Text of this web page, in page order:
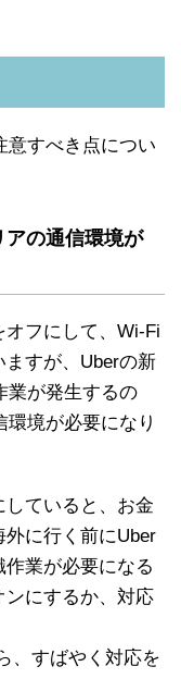
意すべき点につい
の通信環境が
フにして、Wi-Fi
すが、Uberの新
業が発生するの
境が必要になり
ていると、お金
に行く前にUber
業が必要になる
ンにするか、対応
、すばやく対応を